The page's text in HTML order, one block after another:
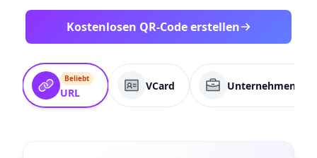
Kostenlosen QR-Code erstellen
Beliebt
URL
VCard